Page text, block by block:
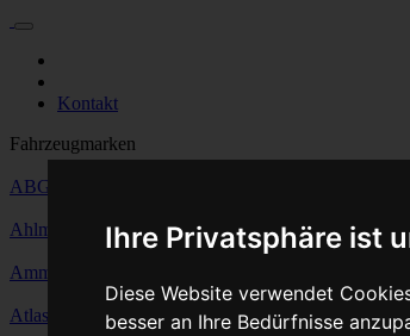
Ihre Privatsphäre ist
Diese Website verwendet
besser an Ihre Bedürfnisse
Kontakt
Fahrzeugmarken
ABG
Ahlmann
Ammann
Atlas Copco